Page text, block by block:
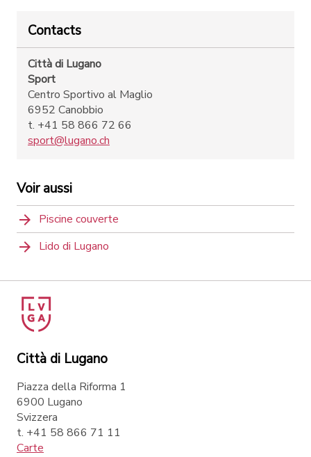
Contacts
Città di Lugano
Sport
Centro Sportivo al Maglio
6952 Canobbio
t. +41 58 866 72 66
sport@lugano.ch
Voir aussi
Piscine couverte
Lido di Lugano
Città di Lugano
Piazza della Riforma 1
6900 Lugano
Svizzera
t. +41 58 866 71 11
Carte